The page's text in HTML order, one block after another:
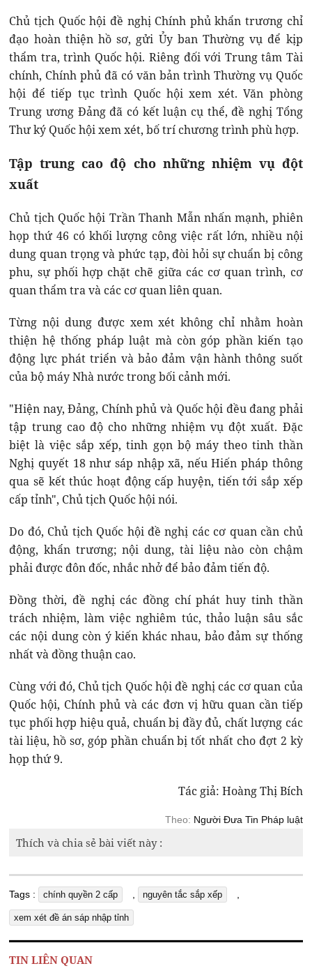
Chủ tịch Quốc hội đề nghị Chính phủ khẩn trương chỉ
đạo hoàn thiện hồ sơ, gửi Ủy ban Thường vụ để kịp
thẩm tra, trình Quốc hội. Riêng đối với Trung tâm Tài
chính, Chính phủ đã có văn bản trình Thường vụ Quốc
hội để tiếp tục trình Quốc hội xem xét. Văn phòng
Trung ương Đảng đã có kết luận cụ thể, đề nghị Tổng
Thư ký Quốc hội xem xét, bố trí chương trình phù hợp.
Tập trung cao độ cho những nhiệm vụ đột
xuất
Chủ tịch Quốc hội Trần Thanh Mẫn nhấn mạnh, phiên
họp thứ 46 có khối lượng công việc rất lớn, nhiều nội
dung quan trọng và phức tạp, đòi hỏi sự chuẩn bị công
phu, sự phối hợp chặt chẽ giữa các cơ quan trình, cơ
quan thẩm tra và các cơ quan liên quan.
Từng nội dung được xem xét không chỉ nhằm hoàn
thiện hệ thống pháp luật mà còn góp phần kiến tạo
động lực phát triển và bảo đảm vận hành thông suốt
của bộ máy Nhà nước trong bối cảnh mới.
"Hiện nay, Đảng, Chính phủ và Quốc hội đều đang phải
tập trung cao độ cho những nhiệm vụ đột xuất. Đặc
biệt là việc sắp xếp, tinh gọn bộ máy theo tinh thần
Nghị quyết 18 như sáp nhập xã, nếu Hiến pháp thông
qua sẽ kết thúc hoạt động cấp huyện, tiến tới sắp xếp
cấp tỉnh", Chủ tịch Quốc hội nói.
Do đó, Chủ tịch Quốc hội đề nghị các cơ quan cần chủ
động, khẩn trương; nội dung, tài liệu nào còn chậm
phải được đôn đốc, nhắc nhở để bảo đảm tiến độ.
Đồng thời, đề nghị các đồng chí phát huy tinh thần
trách nhiệm, làm việc nghiêm túc, thảo luận sâu sắc
các nội dung còn ý kiến khác nhau, bảo đảm sự thống
nhất và đồng thuận cao.
Cùng với đó, Chủ tịch Quốc hội đề nghị các cơ quan của
Quốc hội, Chính phủ và các đơn vị hữu quan cần tiếp
tục phối hợp hiệu quả, chuẩn bị đầy đủ, chất lượng các
tài liệu, hồ sơ, góp phần chuẩn bị tốt nhất cho đợt 2 kỳ
họp thứ 9.
Tác giả: Hoàng Thị Bích
Theo: Người Đưa Tin Pháp luật
Thích và chia sẻ bài viết này :
Tags : chính quyền 2 cấp nguyên tắc sắp xếp
xem xét đề án sáp nhập tỉnh
TIN LIÊN QUAN